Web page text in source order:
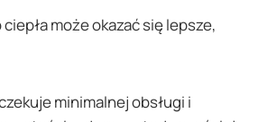
może okazać się lepsze,
minimalnej obsługi i